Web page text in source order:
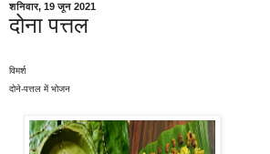
शनिवार, 19 जून 2021
दोना पत्तल
विमर्श
दोने-पत्तल में भोजन